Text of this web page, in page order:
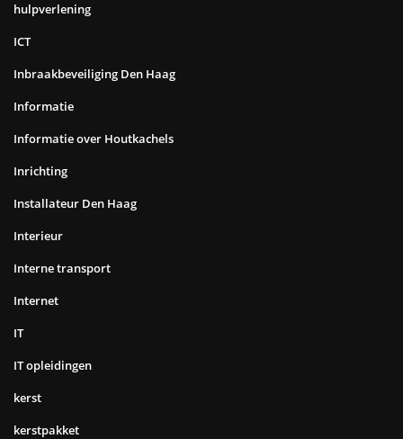
hulpverlening
ICT
Inbraakbeveiliging Den Haag
Informatie
Informatie over Houtkachels
Inrichting
Installateur Den Haag
Interieur
Interne transport
Internet
IT
IT opleidingen
kerst
kerstpakket